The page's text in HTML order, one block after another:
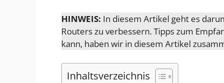
HINWEIS: In diesem Artikel geht es
Routers zu verbessern. Tipps zum
kann, haben wir in diesem Artikel
Inhaltsverzeichnis